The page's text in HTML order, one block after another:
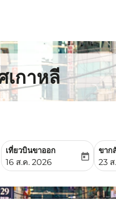
เกาหลี
เที่ยวบินขาออก
fc-booking-departure-
16 ส.ค. 2026
today
ขาก
fc-
23